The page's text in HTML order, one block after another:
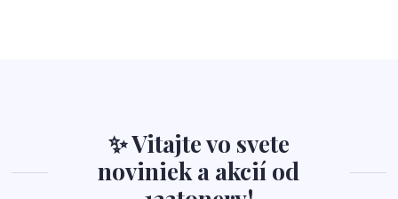
✨ Vitajte vo svete
noviniek a akcií od